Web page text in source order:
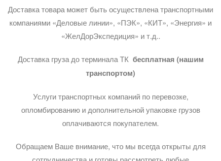
Доставка товара может быть осуществлена транспортными
компаниями «Деловые линии», «ПЭК», «КИТ», «Энергия» и
«ЖелДорЭкспедиция» и т.д..
Доставка груза до терминала ТК бесплатная (нашим
транспортом)
Услуги транспортных компаний по перевозке,
опломбированию и дополнительной упаковке грузов
оплачиваются покупателем.
Обращаем Ваше внимание, что мы всегда открыты для